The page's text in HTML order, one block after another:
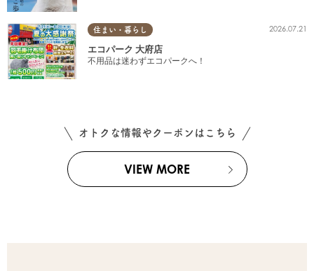
住まい・暮らし 2026.07.21
エコパーク 大府店
不用品は迷わずエコパークへ！
オトクな情報やクーポンはこちら
VIEW MORE